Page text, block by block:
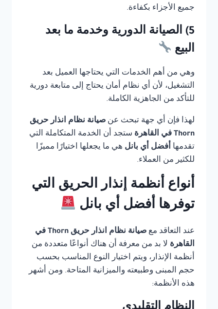
جميع الأجزاء بكفاءة.
5) الصيانة الدورية وخدمة ما بعد
البيع
وهي من أهم الخدمات التي يحتاجها العميل بعد
التشغيل، لأن أي نظام أمان يحتاج إلى متابعة دورية
للتأكد من الجاهزية الكاملة.
لهذا فإن أي جهة تبحث عن صيانة نظام انذار حريق
Thorn في القاهرة
ستجد أن الخدمة المتكاملة التي
تقدمها أفضل أي بانل هي ما يجعلها اختيارًا مميزًا
للكثير من العملاء.
أنواع أنظمة إنذار الحريق التي
توفرها أفضل أي بانل
عند التعاقد مع
صيانة نظام انذار حريق Thorn في
القاهرة لا بد من معرفة أن هناك أنواعًا متعددة من
أنظمة الإنذار، ويتم اختيار النوع المناسب بحسب
حجم المبنى وطبيعته والميزانية المتاحة. ومن أشهر
هذه الأنظمة: